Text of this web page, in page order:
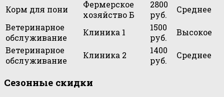
Корм для пони
Фермерское
хозяйство Б
2800
руб.
Среднее
Ветеринарное
обслуживание
Клиника 1
1500
руб.
Высокое
Ветеринарное
обслуживание
Клиника 2
1400
руб.
Среднее
Сезонные скидки